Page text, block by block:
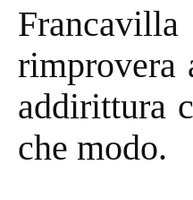
rimprovera
addirittura
che modo.